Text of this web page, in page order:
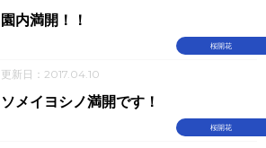
桜開花
園内満開！！
更新日：2017.04.10
桜開花
ソメイヨシノ満開です！